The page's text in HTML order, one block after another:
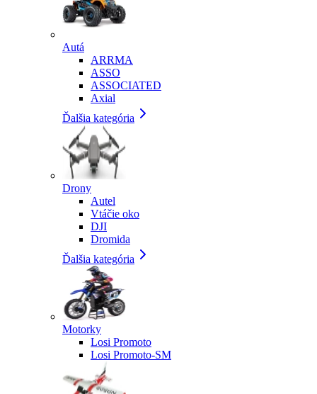
Autá
ARRMA
ASSO
ASSOCIATED
Axial
Ďalšia kategória
Drony
Autel
Vtáčie oko
DJI
Dromida
Ďalšia kategória
Motorky
Losi Promoto
Losi Promoto-SM